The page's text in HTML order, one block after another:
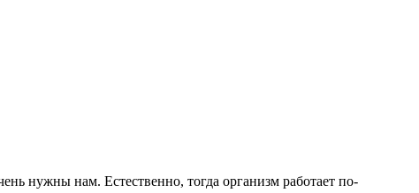
нужны нам. Естественно, тогда организм работает по-